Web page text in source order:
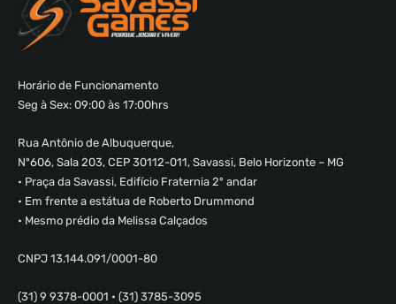
Horário de Funcionamento
Seg à Sex: 09:00 às 17:00hrs
Rua Antônio de Albuquerque,
Nº606, Sala 203, CEP 30112-011, Savassi, Belo Horizonte – MG
• Praça da Savassi, Edifício Fraternia 2º andar
• Em frente a estátua de Roberto Drummond
• Mesmo prédio da Melissa Calçados
CNPJ 13.144.091/0001-80
(31) 9 9378-0001 • (31) 3785-3095